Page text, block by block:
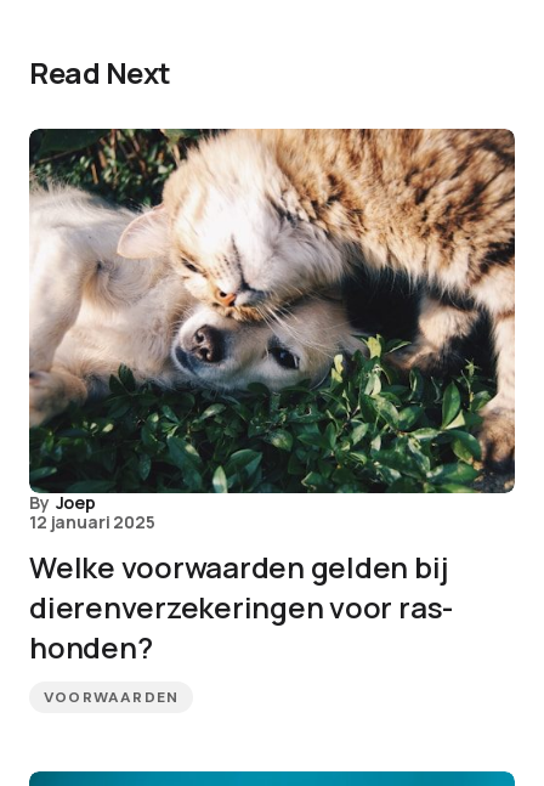
Read Next
By Joep
12 januari 2025
Welke voorwaarden gelden bij
dierenverzekeringen voor ras-
honden?
VOORWAARDEN